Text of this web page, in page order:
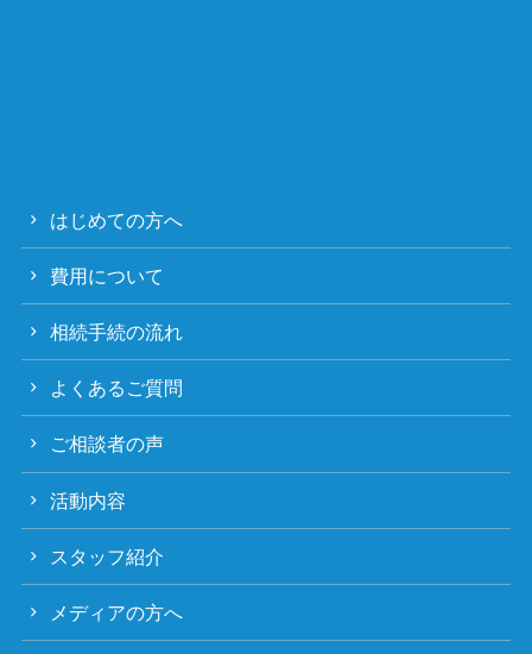
はじめての方へ
費用について
相続手続の流れ
よくあるご質問
ご相談者の声
活動内容
スタッフ紹介
メディアの方へ